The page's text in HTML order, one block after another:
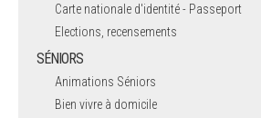
Carte nationale d'identité - Passeport
Elections, recensements
SÉNIORS
Animations Séniors
Bien vivre à domicile